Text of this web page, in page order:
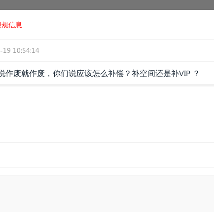
信息
10:54:14
废就作废，你们说应该怎么补偿？补空间还是补VIP ？